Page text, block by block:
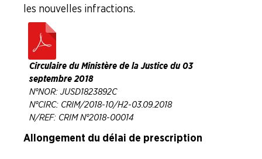
Les Risques Industriels Majeurs
Formation Syndicale
NOUS
CONNAÎTRE
les nouvelles infractions.
Circulaire du Ministère de la Justice du 03
septembre 2018
N°NOR : JUSD1823892C
N° CIRC : CRIM/2018-10/H2-03.09.2018
N/REF : CRIM N°2018-00014
Allongement du délai de prescription